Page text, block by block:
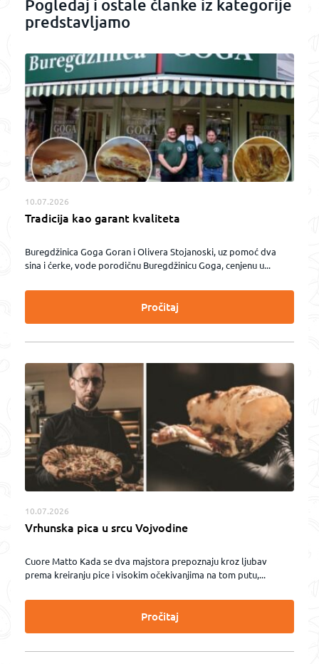
Pogledaj i ostale članke iz kategorije
predstavljamo
10.07.2026
Tradicija kao garant kvaliteta
Buregdžinica Goga Goran i Olivera Stojanoski, uz pomoć dva
sina i ćerke, vode porodičnu Buregdžinicu Goga, cenjenu u...
Pročitaj
10.07.2026
Vrhunska pica u srcu Vojvodine
Cuore Matto Kada se dva majstora prepoznaju kroz ljubav
prema kreiranju pice i visokim očekivanjima na tom putu,...
Pročitaj